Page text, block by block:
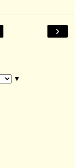
›
▼